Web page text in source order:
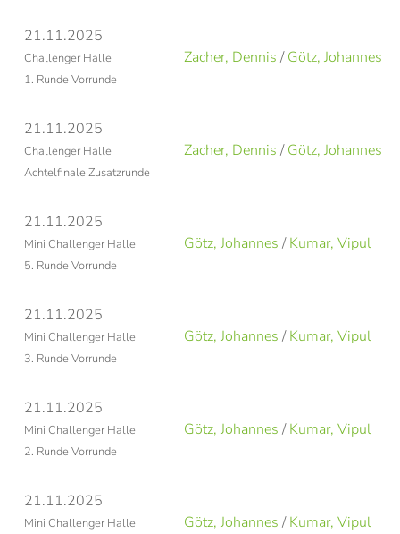
21.11.2025
Challenger Halle
1. Runde Vorrunde
Zacher, Dennis /Götz, Johannes
21.11.2025
Challenger Halle
Achtelfinale Zusatzrunde
Zacher, Dennis /Götz, Johannes
21.11.2025
Mini Challenger Halle
5. Runde Vorrunde
Götz, Johannes /Kumar, Vipul
21.11.2025
Mini Challenger Halle
3. Runde Vorrunde
Götz, Johannes /Kumar, Vipul
21.11.2025
Mini Challenger Halle
2. Runde Vorrunde
Götz, Johannes /Kumar, Vipul
21.11.2025
Mini Challenger Halle
Götz, Johannes /Kumar, Vipul